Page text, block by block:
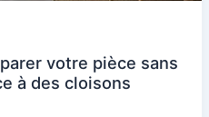
votre pièce sans
à des cloisons